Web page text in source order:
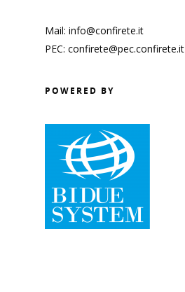
Mail: info@confirete.it
PEC: confirete@pec.confirete.it
POWERED BY